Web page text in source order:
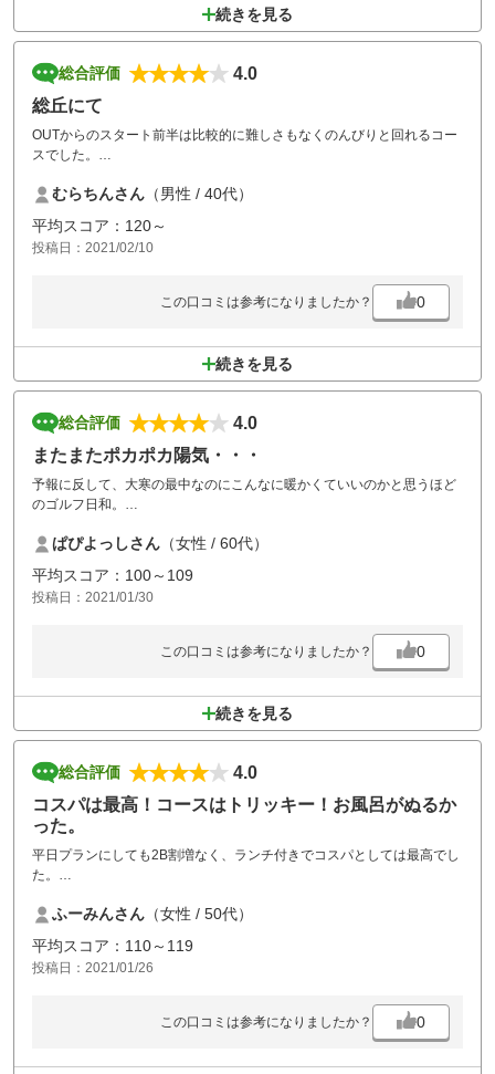
本当にグリーンがつまらなく残念です、、、
あとは詰め込み過ぎなのか分からないがハーフ3時間近くかかり、ずっ
と待ち時間がかなりあったので総合すると、楽しめたが、もう行かない
と思います。
続きを見る
総合評価
4.0
総丘にて
OUTからのスタート前半は比較的に難しさもなくのんびりと回れるコー
スでした。
Inは、起伏や谷ごえなど少し難しい感じでした。
バンカーや池などが少なく初心者向きであると思いました。
が私は、相変わらずへたっぴでした。
むらちんさん （男性 / 40代）
平均スコア：120～
投稿日：2021/02/10
この口コミは参考になりましたか？ 0
続きを見る
総合評価
4.0
またまたポカポカ陽気・・・
予報に反して、大寒の最中なのにこんなに暖かくていいのかと思うほど
のゴルフ日和。
お猿さんも見かけたりして・・・
上りのパー5のコースが難しくて9もたたいてしまい、がっかりでした。
また練習して来ます。
ぱぴよっしさん （女性 / 60代）
平均スコア：100～109
投稿日：2021/01/30
この口コミは参考になりましたか？ 0
続きを見る
総合評価
4.0
コスパは最高！コースはトリッキー！お風呂がぬるか
った。
平日プランにしても2B割増なく、ランチ付きでコスパとしては最高でし
た。
冬なのでお風呂で温まって帰りたかったのですが、シャワーの勢い弱
く、浴槽のお湯はぬるく残念。口々にぬるいね、寒いね、と話してまし
た。
コースは、はじめて来た夫もトリッキーで面白いんじゃない、と話して
あんかけ焼きそばはデザート付きで満足！
ふーみんさん （女性 / 50代）
平均スコア：110～119
投稿日：2021/01/26
この口コミは参考になりましたか？ 0